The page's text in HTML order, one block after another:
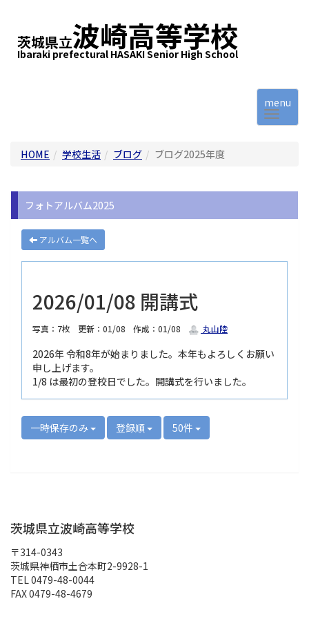
茨城県立波崎高等学校
Ibaraki prefectural HASAKI Senior High School
menu
HOME 学校生活 ブログ ブログ2025年度
フォトアルバム2025
アルバム一覧へ
2026/01/08 開講式
写真：7枚 更新：01/08 作成：01/08 丸山陸
2026年 令和8年が始まりました。本年もよろしくお願い
申し上げます。
1/8 は最初の登校日でした。開講式を行いました。
一時保存のみ 登録順 50件
茨城県立波崎高等学校
〒314-0343
茨城県神栖市土合本町2-9928-1
TEL 0479-48-0044
FAX 0479-48-4679